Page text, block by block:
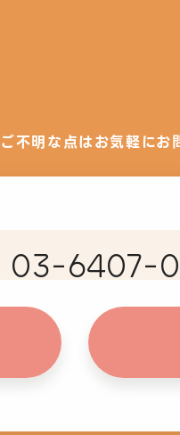
ご不明な点はお気軽にお
03-6407-